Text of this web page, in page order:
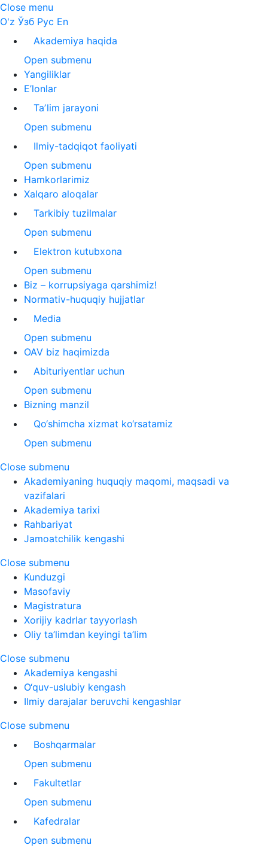
Close menu
O'z Ўзб Рус En
Akademiya haqida
Open submenu
Yangiliklar
E’lonlar
Taʼlim jarayoni
Open submenu
Ilmiy-tadqiqot faoliyati
Open submenu
Hamkorlarimiz
Xalqaro aloqalar
Tarkibiy tuzilmalar
Open submenu
Elektron kutubxona
Open submenu
Biz – korrupsiyaga qarshimiz!
Normativ-huquqiy hujjatlar
Media
Open submenu
OAV biz haqimizda
Abituriyentlar uchun
Open submenu
Bizning manzil
Qo‘shimcha xizmat ko‘rsatamiz
Open submenu
Close submenu
Akademiyaning huquqiy maqomi, maqsadi va
vazifalari
Akademiya tarixi
Rahbariyat
Jamoatchilik kengashi
Close submenu
Kunduzgi
Masofaviy
Magistratura
Xorijiy kadrlar tayyorlash
Oliy ta’limdan keyingi ta’lim
Close submenu
Akademiya kengashi
O‘quv-uslubiy kengash
Ilmiy darajalar beruvchi kengashlar
Close submenu
Boshqarmalar
Open submenu
Fakultetlar
Open submenu
Kafedralar
Open submenu